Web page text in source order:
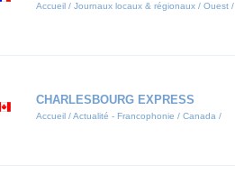
Accueil / Journaux locaux & régionaux / Ouest /
CHARLESBOURG EXPRESS
Accueil / Actualité - Francophonie / Canada /